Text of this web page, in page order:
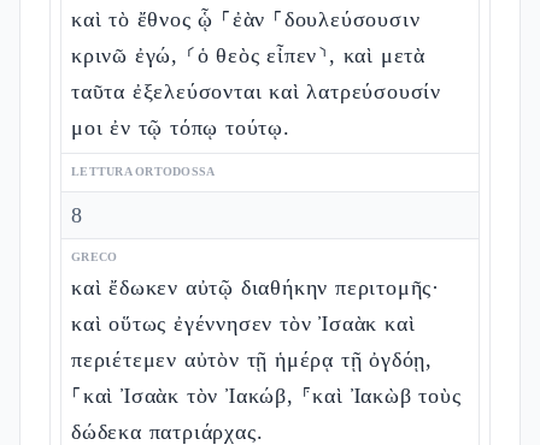
καὶ τὸ ἔθνος ᾧ ⸀ἐὰν ⸀δουλεύσουσιν
κρινῶ ἐγώ, ⸂ὁ θεὸς εἶπεν⸃, καὶ μετὰ
ταῦτα ἐξελεύσονται καὶ λατρεύσουσίν
μοι ἐν τῷ τόπῳ τούτῳ.
LETTURA ORTODOSSA
8
GRECO
καὶ ἔδωκεν αὐτῷ διαθήκην περιτομῆς·
καὶ οὕτως ἐγέννησεν τὸν Ἰσαὰκ καὶ
περιέτεμεν αὐτὸν τῇ ἡμέρᾳ τῇ ὀγδόῃ,
⸀καὶ Ἰσαὰκ τὸν Ἰακώβ, ⸁καὶ Ἰακὼβ τοὺς
δώδεκα πατριάρχας.